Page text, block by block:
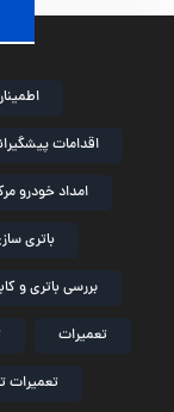
اقدامات
امداد خودرو
باتری
بررسی باتری و
تعمیرات
تعمیرات